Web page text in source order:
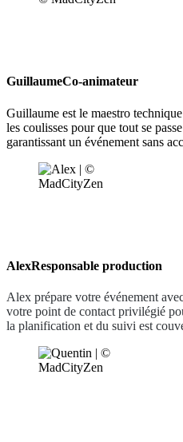
GuillaumeCo-animateur
Guillaume est le maestro
les coulisses pour que tout se
garantissant un événement sans
AlexResponsable production
Alex prépare votre événement
votre point de contact privilégié
la planification et du suivi est